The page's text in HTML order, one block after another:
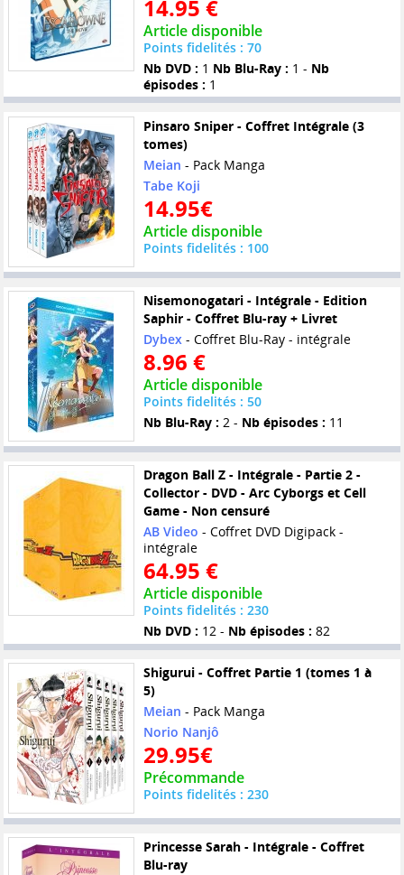
14.95 €
Article disponible
Points fidelités : 70
Nb DVD : 1 Nb Blu-Ray : 1 - Nb
épisodes : 1
Pinsaro Sniper - Coffret Intégrale (3
tomes)
Meian - Pack Manga
Tabe Koji
14.95€
Article disponible
Points fidelités : 100
Nisemonogatari - Intégrale - Edition
Saphir - Coffret Blu-ray + Livret
Dybex- Coffret Blu-Ray - intégrale
8.96 €
Article disponible
Points fidelités : 50
Nb Blu-Ray : 2 - Nb épisodes : 11
Dragon Ball Z - Intégrale - Partie 2 -
Collector - DVD - Arc Cyborgs et Cell
Game - Non censuré
AB Video - Coffret DVD Digipack -
intégrale
64.95 €
Article disponible
Points fidelités : 230
Nb DVD : 12 - Nb épisodes : 82
Shigurui - Coffret Partie 1 (tomes 1 à
5)
Meian - Pack Manga
Norio Nanjô
29.95€
Précommande
Points fidelités : 230
Princesse Sarah - Intégrale - Coffret
Blu-ray